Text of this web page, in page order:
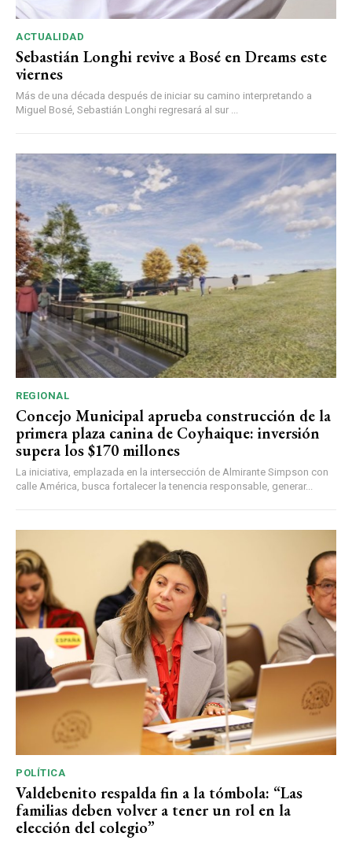
ACTUALIDAD
Sebastián Longhi revive a Bosé en Dreams este
viernes
Más de una década después de iniciar su camino interpretando a
Miguel Bosé, Sebastián Longhi regresará al sur ...
REGIONAL
Concejo Municipal aprueba construcción de la
primera plaza canina de Coyhaique: inversión
supera los $170 millones
La iniciativa, emplazada en la intersección de Almirante Simpson con
calle América, busca fortalecer la tenencia responsable, generar...
POLÍTICA
Valdebenito respalda fin a la tómbola: “Las
familias deben volver a tener un rol en la
elección del colegio”